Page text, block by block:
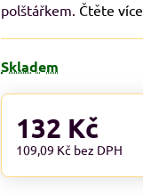
polštářkem. Čtěte více
Skladem
132 Kč
109,09 Kč bez DPH